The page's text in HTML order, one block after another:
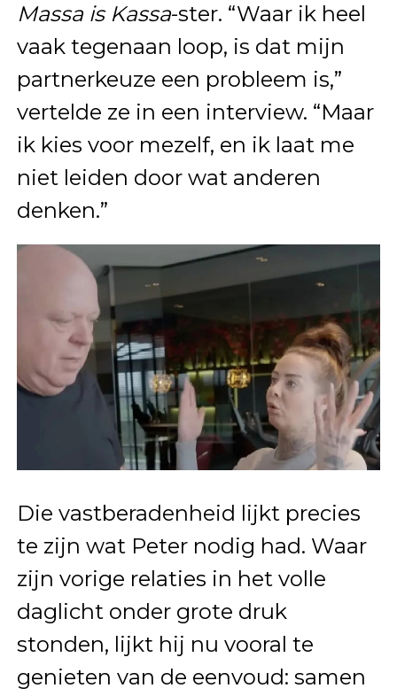
Massa is Kassa-ster. “Waar ik heel
vaak tegenaan loop, is dat mijn
partnerkeuze een probleem is,”
vertelde ze in een interview. “Maar
ik kies voor mezelf, en ik laat me
niet leiden door wat anderen
denken.”
Die vastberadenheid lijkt precies
te zijn wat Peter nodig had. Waar
zijn vorige relaties in het volle
daglicht onder grote druk
stonden, lijkt hij nu vooral te
genieten van de eenvoud: samen